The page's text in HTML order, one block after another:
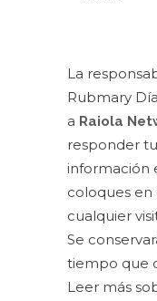
La
Rubmary
a Raiola
responder
información
coloques en
cualquier
Se
tiempo que
Leer más